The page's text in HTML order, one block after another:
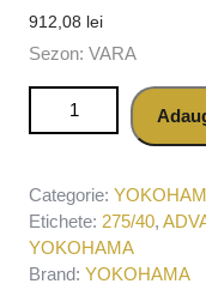
912,08 lei
Sezon: VARA
Cantitate Anvelopa
275/40 R19 105Y
Categorie:
Etichete: 275/40,
YOKOHAMA
Brand: YOKOHAMA